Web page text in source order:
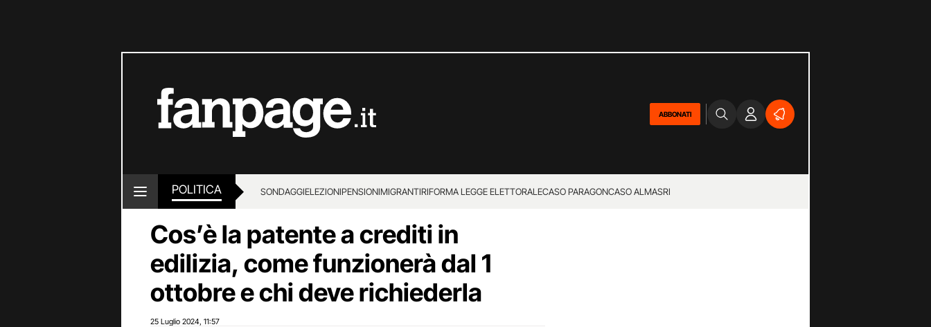
ABBONATI
POLITICA SONDAGGIELEZIONIPENSIONIMIGRANTIRIFORMA LEGGE ELETTORALECASO PARAGONCASO ALMASRI
Cos’è la patente a crediti in
edilizia, come funzionerà dal 1
ottobre e chi deve richiederla
25 Luglio 2024 11:57